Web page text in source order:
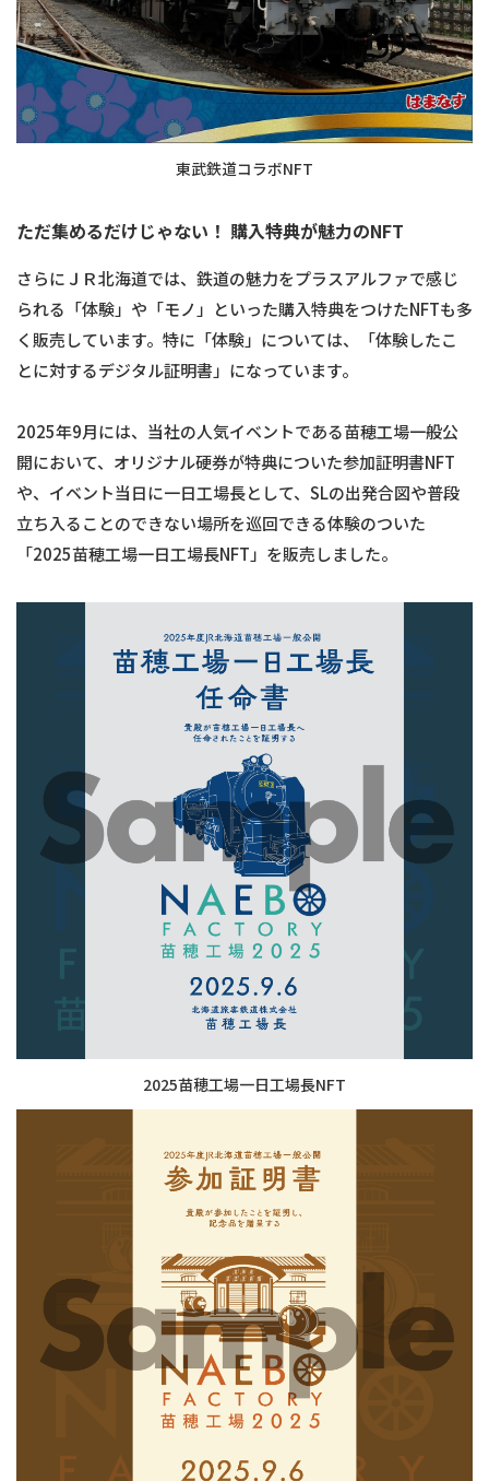
東武鉄道コラボNFT
ただ集めるだけじゃない！ 購入特典が魅力のNFT
さらにＪＲ北海道では、鉄道の魅力をプラスアルファで感じ
られる「体験」や「モノ」といった購入特典をつけたNFTも多
く販売しています。特に「体験」については、「体験したこ
とに対するデジタル証明書」になっています。
2025年9月には、当社の人気イベントである苗穂工場一般公
開において、オリジナル硬券が特典についた参加証明書NFT
や、イベント当日に一日工場長として、SLの出発合図や普段
立ち入ることのできない場所を巡回できる体験のついた
「2025苗穂工場一日工場長NFT」を販売しました。
2025苗穂工場一日工場長NFT